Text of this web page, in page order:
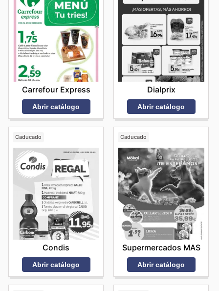
Carrefour Express
Abrir catálogo
Dialprix
Abrir catálogo
Caducado
Condis
Abrir catálogo
Caducado
Supermercados MAS
Abrir catálogo